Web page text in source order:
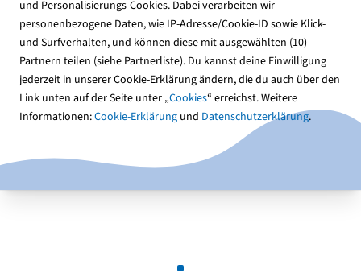
und Personalisierungs-Cookies. Dabei verarbeiten wir
personenbezogene Daten, wie IP-Adresse/Cookie-ID sowie Klick-
und Surfverhalten, und können diese mit ausgewählten (10)
Partnern teilen (siehe Partnerliste). Du kannst deine Einwilligung
jederzeit in unserer Cookie-Erklärung ändern, die du auch über den
Link unten auf der Seite unter „Cookies“ erreichst. Weitere
Informationen:Cookie-Erklärung und Datenschutzerklärung.